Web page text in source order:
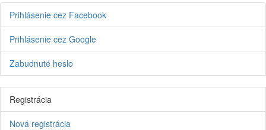
Prihlásenie cez Facebook
Prihlásenie cez Google
Zabudnuté heslo
Registrácia
Nová registrácia